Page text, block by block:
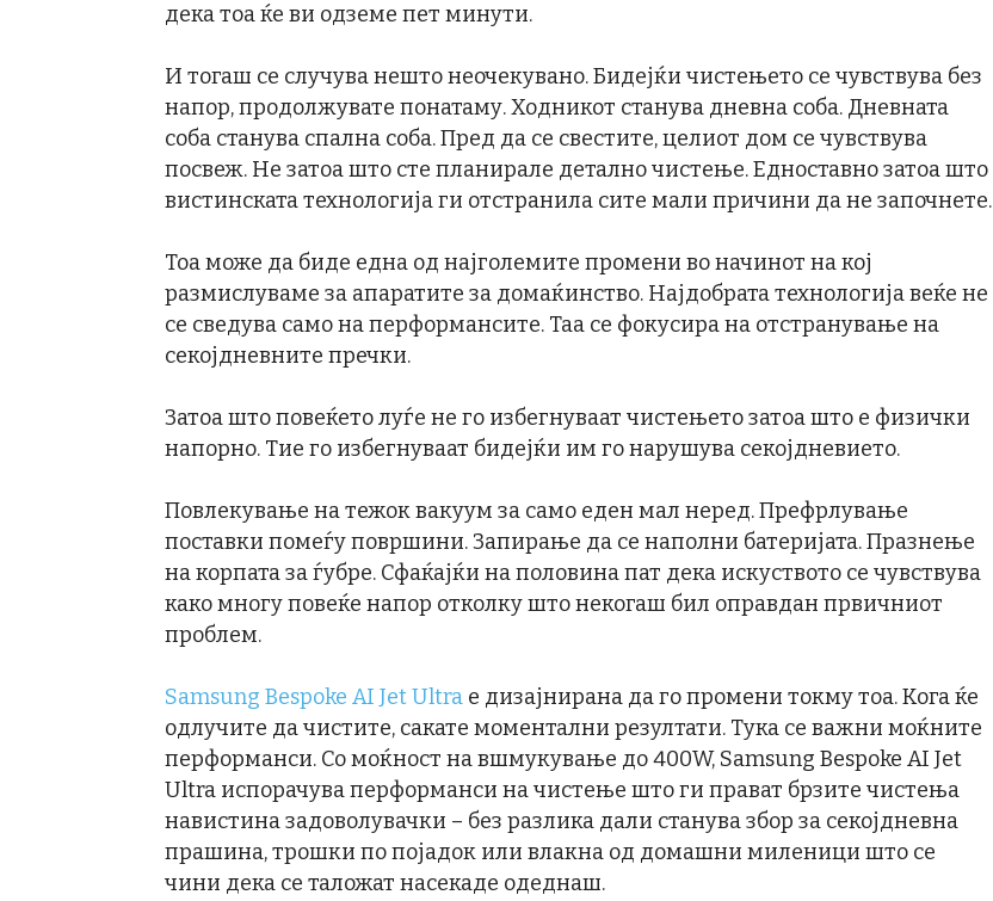
дека тоа ќе ви одземе пет минути.
И тогаш се случува нешто неочекувано. Бидејќи чистењето се чувствува без
напор, продолжувате понатаму. Ходникот станува дневна соба. Дневната
соба станува спална соба. Пред да се свестите, целиот дом се чувствува
посвеж. Не затоа што сте планирале детално чистење. Едноставно затоа што
вистинската технологија ги отстранила сите мали причини да не започнете.
Тоа може да биде една од најголемите промени во начинот на кој
размислуваме за апаратите за домаќинство. Најдобрата технологија веќе не
се сведува само на перформансите. Таа се фокусира на отстранување на
секојдневните пречки.
Затоа што повеќето луѓе не го избегнуваат чистењето затоа што е физички
напорно. Тие го избегнуваат бидејќи им го нарушува секојдневието.
Повлекување на тежок вакуум за само еден мал неред. Префрлување
поставки помеѓу површини. Запирање да се наполни батеријата. Празнење
на корпата за ѓубре. Сфаќајќи на половина пат дека искуството се чувствува
како многу повеќе напор отколку што некогаш бил оправдан првичниот
проблем.
Samsung Bespoke AI Jet Ultra е дизајнирана да го промени токму тоа. Кога ќе
одлучите да чистите, сакате моментални резултати. Тука се важни моќните
перформанси. Со моќност на вшмукување до 400W, Samsung Bespoke AI Jet
Ultra испорачува перформанси на чистење што ги прават брзите чистења
навистина задоволувачки – без разлика дали станува збор за секојдневна
прашина, трошки по појадок или влакна од домашни миленици што се
чини дека се таложат насекаде одеднаш.